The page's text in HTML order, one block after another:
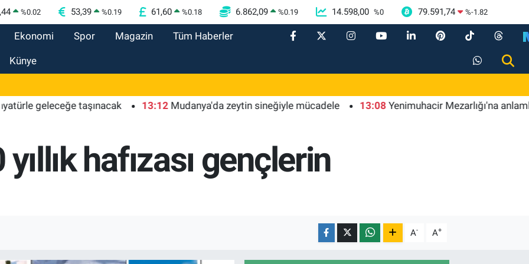
%0.02 53,39 %0.19 61,60 %0.18 6.862,09 %0.19 14.598,00 %0 79.591,74 %-1.82
Ekonomi Spor Magazin Tüm Haberler
Künye
geleceğe taşınacak 13:12 Mudanya'da zeytin sineğiyle mücadele 13:08 Yenimuhacir Mezarlığı'na anlamlı
hafızası gençlerin
A- A+